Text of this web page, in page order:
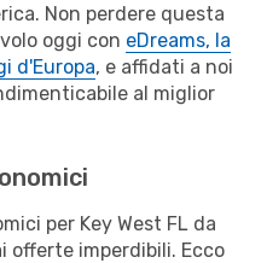
Non perdere questa
oggi con eDreams, la
d'Europa, e affidati a noi
al miglior
per Key West FL da
offerte imperdibili. Ecco